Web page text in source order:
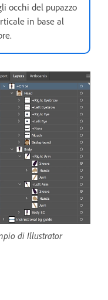
occhi del pupazzo
in base al
di Illustrator